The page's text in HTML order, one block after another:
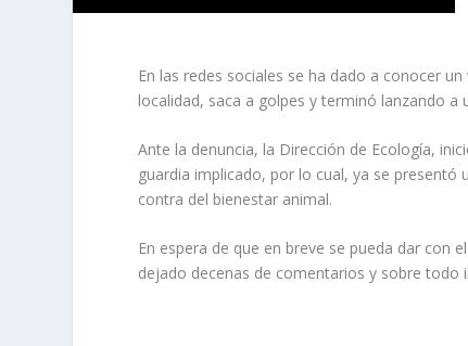
En las redes sociales se ha dado a conocer
localidad, saca a golpes y terminó lanzando
Ante la denuncia, la Dirección de Ecología,
guardia implicado, por lo cual, ya se presentó
contra del bienestar animal.
En espera de que en breve se pueda dar con
dejado decenas de comentarios y sobre todo